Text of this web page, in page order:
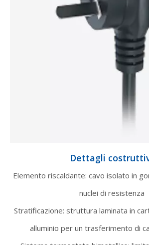
Dettagli
Elemento riscaldante: cavo isolato in
nuclei di resistenza
Stratificazione: struttura laminata in
alluminio per un trasferimento di